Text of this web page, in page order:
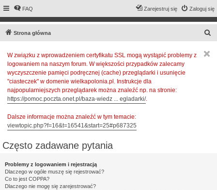
FAQ Zaloguj się
Zarejestruj się
Strona główna
W związku z wprowadzeniem certyfikatu SSL mogą wystąpić problemy z
logowaniem na naszym forum. W większości przypadków zalecamy
wyczyszczenie pamięci podręcznej (cache) przeglądarki i usunięcie
"ciasteczek" w domenie wielkapolonia.pl. Instrukcje dla
najpopularniejszych przeglądarek można znaleźć np. na stronie:
https://pomoc.poczta.onet.pl/baza-wiedz ... egladarki/.
Dalsze informacje można znaleźć w tym temacie:
viewtopic.php?f=16&t=16541&start=25#p687325
Często zadawane pytania
Problemy z logowaniem i rejestracją
Dlaczego w ogóle muszę się rejestrować?
Co to jest COPPA?
Dlaczego nie mogę się zarejestrować?